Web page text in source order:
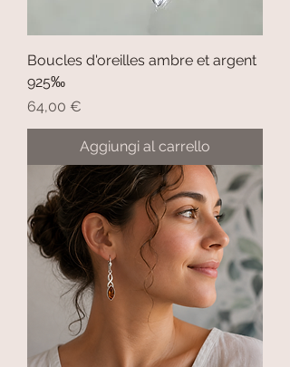
Boucles d'oreilles ambre et argent
925‰
Prezzo
64,00 €
Aggiungi al carrello